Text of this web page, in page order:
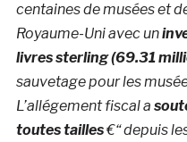
centaines de musées et
Royaume-Uni avec un
livres sterling (69.31
sauvetage pour les
L’allégement fiscal a
toutes tailles€“ depuis